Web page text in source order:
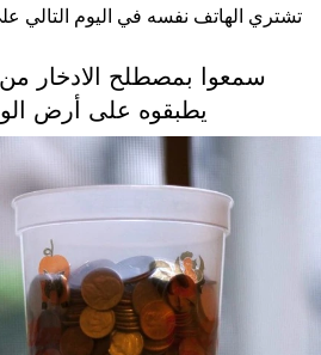
تشتري الهاتف نفسه في اليوم التالي
سمعوا بمصطلح الادخار
يطبقوه على أرض